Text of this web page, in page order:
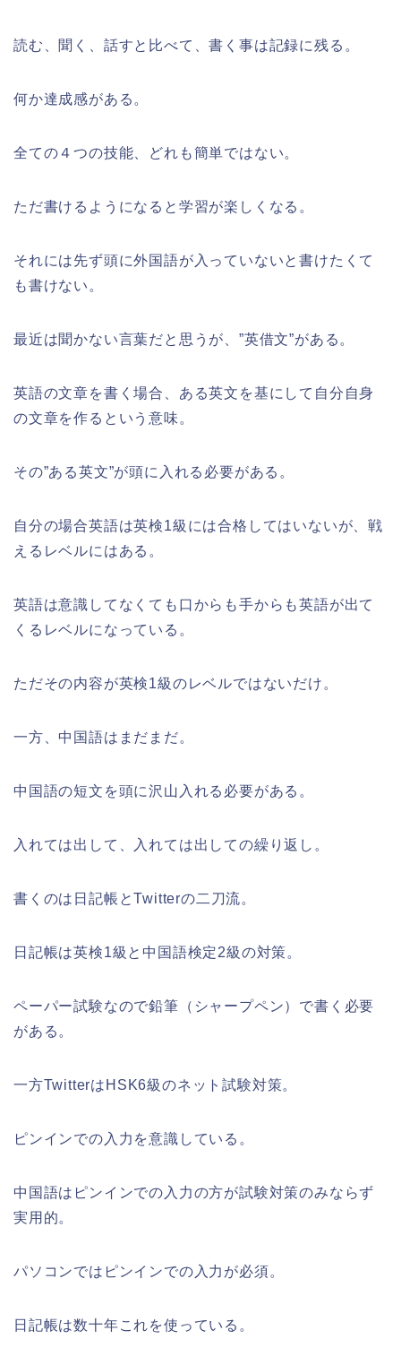
読む、聞く、話すと比べて、書く事は記録に残る。
何か達成感がある。
全ての４つの技能、どれも簡単ではない。
ただ書けるようになると学習が楽しくなる。
それには先ず頭に外国語が入っていないと書けたくて
も書けない。
最近は聞かない言葉だと思うが、”英借文”がある。
英語の文章を書く場合、ある英文を基にして自分自身
の文章を作るという意味。
その”ある英文”が頭に入れる必要がある。
自分の場合英語は英検1級には合格してはいないが、戦
えるレベルにはある。
英語は意識してなくても口からも手からも英語が出て
くるレベルになっている。
ただその内容が英検1級のレベルではないだけ。
一方、中国語はまだまだ。
中国語の短文を頭に沢山入れる必要がある。
入れては出して、入れては出しての繰り返し。
書くのは日記帳とTwitterの二刀流。
日記帳は英検1級と中国語検定2級の対策。
ペーパー試験なので鉛筆（シャープペン）で書く必要
がある。
一方TwitterはHSK6級のネット試験対策。
ピンインでの入力を意識している。
中国語はピンインでの入力の方が試験対策のみならず
実用的。
パソコンではピンインでの入力が必須。
日記帳は数十年これを使っている。